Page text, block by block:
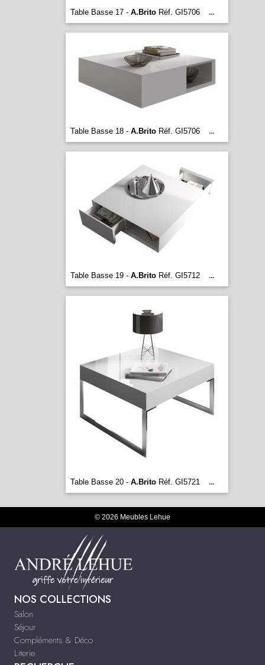
Table Basse 17 - A.BritoRéf. GI5706 ...
Table Basse 18 - A.BritoRéf. GI5706 ...
Table Basse 19 - A.BritoRéf. GI5712 ...
Table Basse 20 - A.BritoRéf. GI5721 ...
© 2026 Meubles Lehue
NOS COLLECTIONS
Salon
Séjour
Compléments & Déco
Literie